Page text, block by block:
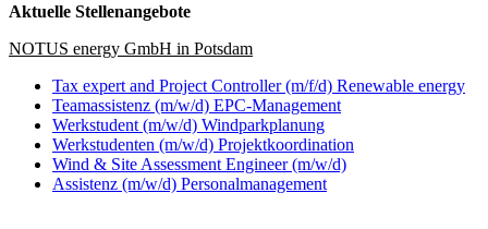
Aktuelle Stellenangebote
NOTUS energy GmbH in Potsdam
Tax expert and Project Controller (m/f/d) Renewable energy
Teamassistenz (m/w/d) EPC-Management
Werkstudent (m/w/d) Windparkplanung
Werkstudenten (m/w/d) Projektkoordination
Wind & Site Assessment Engineer (m/w/d)
Assistenz (m/w/d) Personalmanagement